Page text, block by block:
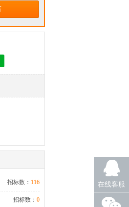
招标数： 116
招标数： 0
在线客服